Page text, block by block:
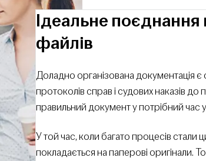
Ідеальне
файлів
Доладно організована документація
протоколів справ і судових наказів
правильний документ у потрібний час
У той час, коли багато процесів
покладається на паперові